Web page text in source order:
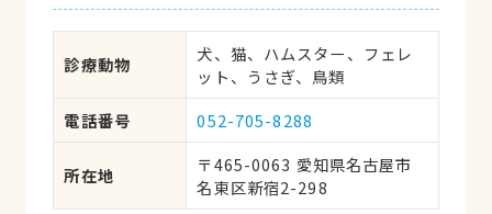
診療動物
犬、猫、ハムスター、フェレ
ット、うさぎ、鳥類
電話番号
052-705-8288
所在地
〒465-0063 愛知県名古屋市
名東区新宿2-298